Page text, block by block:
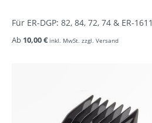
Für ER-DGP: 82, 84, 72, 74 & ER-1611
Ab 10,00 € inkl. MwSt. zzgl. Versand